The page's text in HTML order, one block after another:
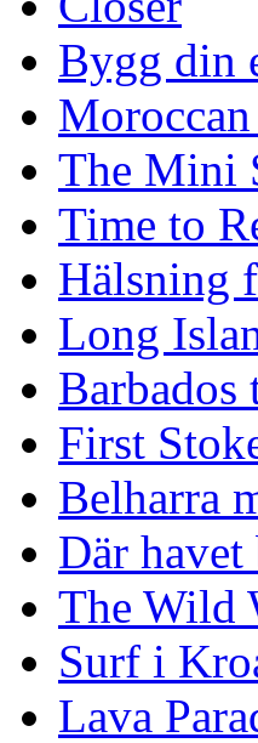
Bygg din
The Mini
Time to
Hälsning
Long
Barbados
First
Belharra
Där
The Wild
Surf i
Lava